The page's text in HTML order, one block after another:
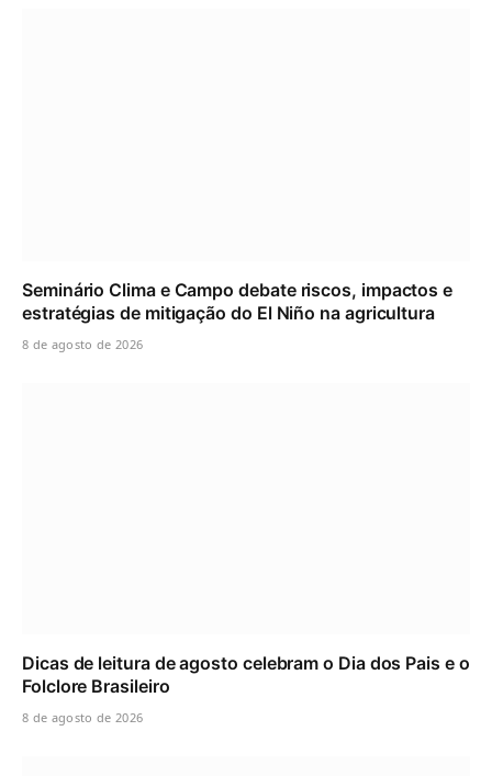
Seminário Clima e Campo debate riscos, impactos e
estratégias de mitigação do El Niño na agricultura
8 de agosto de 2026
Dicas de leitura de agosto celebram o Dia dos Pais e o
Folclore Brasileiro
8 de agosto de 2026